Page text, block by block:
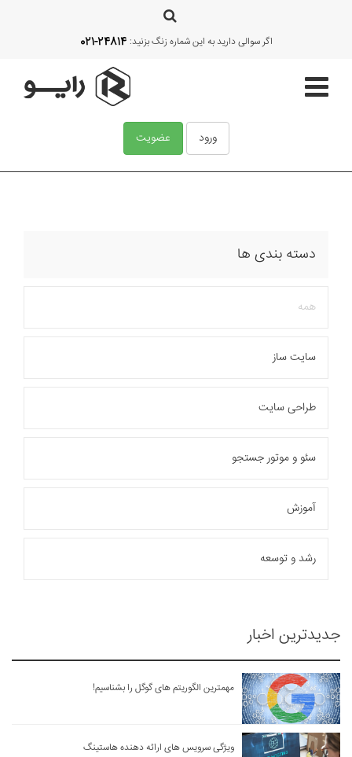
اگر سوالی دارید به این شماره زنگ بزنید: 021-24814
ورود عضویت
دسته بندی ها
همه
سایت ساز
طراحی سایت
سئو و موتور جستجو
آموزش
رشد و توسعه
جدیدترین اخبار
مهمترین الگوریتم های گوگل را بشناسیم!
ویژگی سرویس های ارائه دهنده هاستینگ